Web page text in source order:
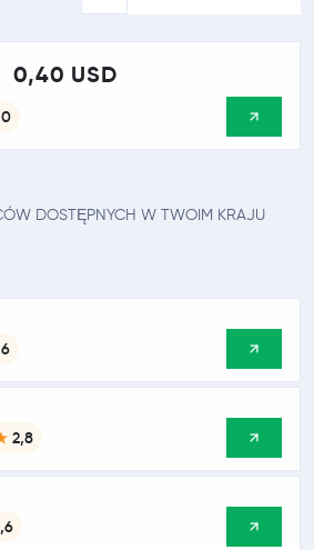
0,40 USD
DOSTĘPNYCH W TWOIM KRAJU
2,8